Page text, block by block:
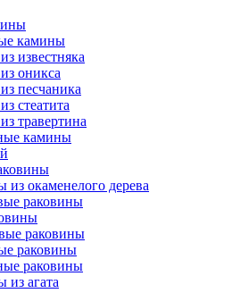
камины
известняка
оникса
песчаника
стеатита
травертина
камины
из окаменелого дерева
раковины
раковины
раковины
раковины
из агата